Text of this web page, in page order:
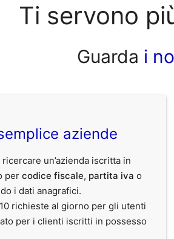
Ti servono
Guarda i
aziende
un’azienda iscritta in
percodice fiscale, partita iva o
i dati anagrafici.
richieste al giorno per gli utenti
per i clienti iscritti in possesso